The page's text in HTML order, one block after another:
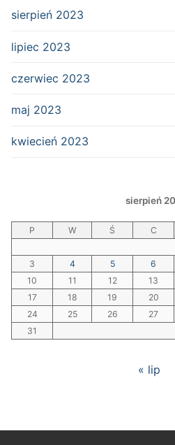
sierpień 2023
lipiec 2023
czerwiec 2023
maj 2023
kwiecień 2023
sierpień
P W Ś C
3
4 5 6
10
11 12 13
17
18 19 20
24
25 26 27
31
« lip